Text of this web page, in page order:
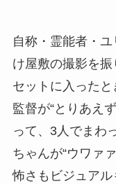
自称・霊能者・
け屋敷の撮影を
セットに入った
監督が“とりあえ
って、3人でまわ
ちゃんが“ウワァ
怖さもビジュア